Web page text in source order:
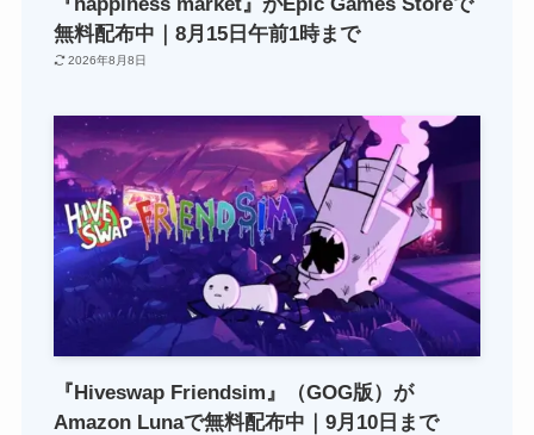
『happiness market』がEpic Games Storeで
無料配布中｜8月15日午前1時まで
2026年8月8日
『Hiveswap Friendsim』（GOG版）が
Amazon Lunaで無料配布中｜9月10日まで